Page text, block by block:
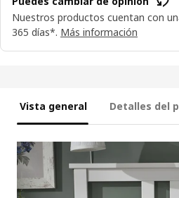
Nuestros productos cuentan con
365 días*. Más información
Vista general Detalles del